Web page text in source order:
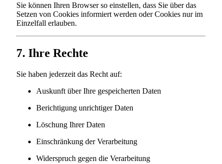
Sie können Ihren Browser so einstellen, dass Sie über das
Setzen von Cookies informiert werden oder Cookies nur im
Einzelfall erlauben.
7. Ihre Rechte
Sie haben jederzeit das Recht auf:
Auskunft über Ihre gespeicherten Daten
Berichtigung unrichtiger Daten
Löschung Ihrer Daten
Einschränkung der Verarbeitung
Widerspruch gegen die Verarbeitung